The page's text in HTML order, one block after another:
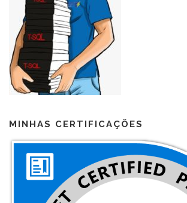
MINHAS CERTIFICAÇÕES